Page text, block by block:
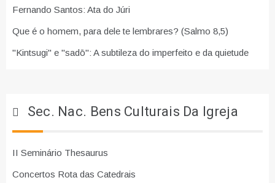
Fernando Santos: Ata do Júri
Que é o homem, para dele te lembrares? (Salmo 8,5)
"Kintsugi" e "sadō": A subtileza do imperfeito e da quietude
Sec. Nac. Bens Culturais Da Igreja
II Seminário Thesaurus
Concertos Rota das Catedrais